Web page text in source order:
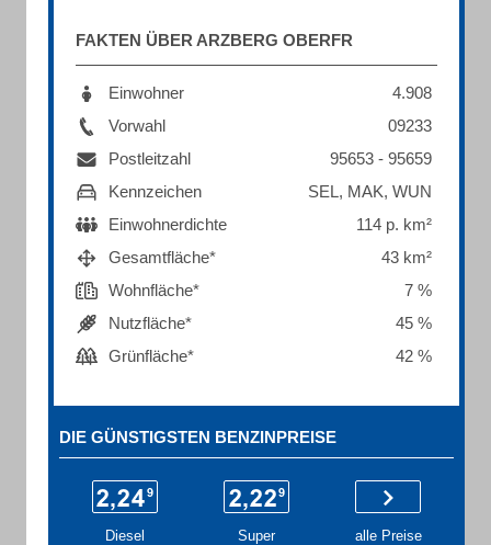
FAKTEN ÜBER ARZBERG OBERFR
Einwohner
4.908
Vorwahl
09233
Postleitzahl
95653 - 95659
Kennzeichen
SEL, MAK, WUN
Einwohnerdichte
114 p. km²
Gesamtfläche*
43 km²
Wohnfläche*
7 %
Nutzfläche*
45 %
Grünfläche*
42 %
DIE GÜNSTIGSTEN BENZINPREISE
Diesel Super alle Preise